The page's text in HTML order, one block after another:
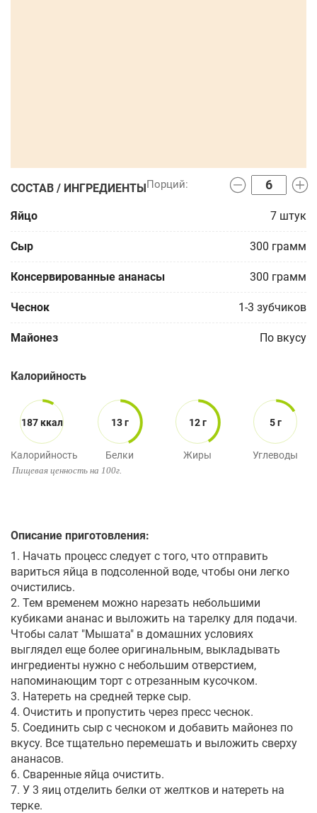
СОСТАВ / ИНГРЕДИЕНТЫ
Яйцо 7 штук
Сыр 300 грамм
Консервированные ананасы 300 грамм
Чеснок 1-3 зубчиков
Майонез По вкусу
Калорийность
187 ккал
Калорийность
13 г
Белки
12 г
Жиры
5 г
Углеводы
Пищевая ценность на 100г.
Описание приготовления:
1. Начать процесс следует с того, что отправить
вариться яйца в подсоленной воде, чтобы они легко
очистились.
2. Тем временем можно нарезать небольшими
кубиками ананас и выложить на тарелку для подачи.
Чтобы салат "Мышата" в домашних условиях
выглядел еще более оригинальным, выкладывать
ингредиенты нужно с небольшим отверстием,
напоминающим торт с отрезанным кусочком.
3. Натереть на средней терке сыр.
4. Очистить и пропустить через пресс чеснок.
5. Соединить сыр с чесноком и добавить майонез по
вкусу. Все тщательно перемешать и выложить сверху
ананасов.
6. Сваренные яйца очистить.
7. У 3 яиц отделить белки от желтков и натереть на
терке.